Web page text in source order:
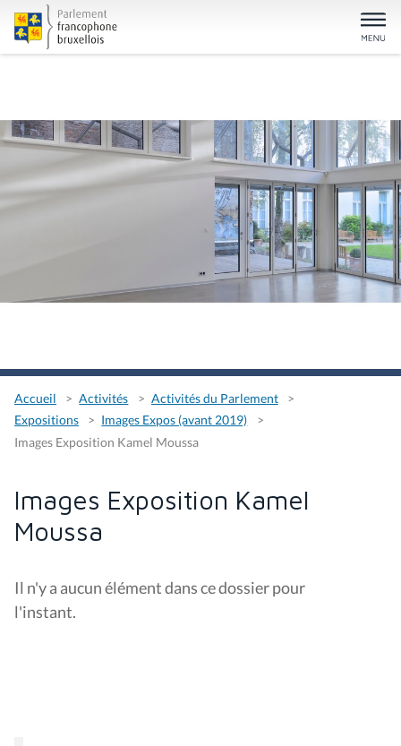
Accueil Activités
Activités du Parlement
Expositions
Images Expos (avant 2019)
Images Exposition Kamel Moussa
Images Exposition Kamel
Moussa
Il n'y a aucun élément dans ce dossier pour
l'instant.